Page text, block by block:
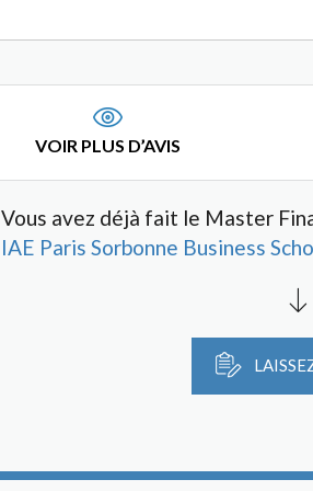
VOIR PLUS D’AVIS
Vous avez déjà fait le Master
IAE Paris Sorbonne Business